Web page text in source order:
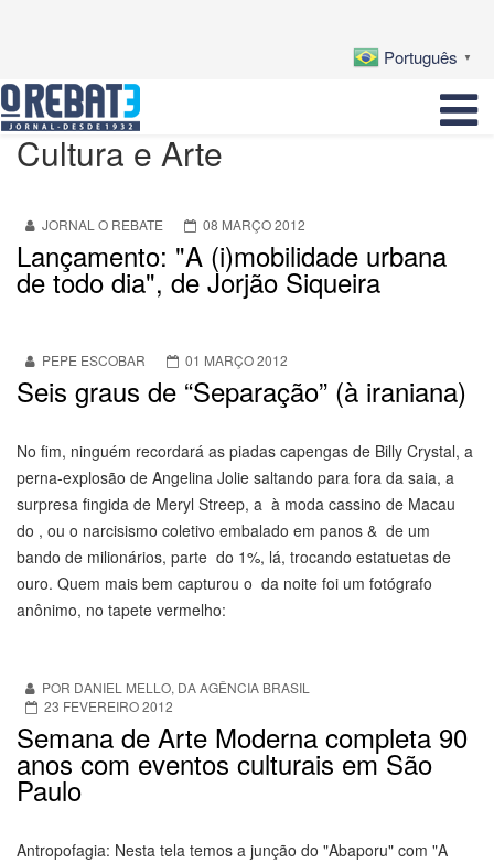
Português ▼
Cultura e Arte
JORNAL O REBATE 08 MARÇO 2012
Lançamento: "A (i)mobilidade urbana
de todo dia", de Jorjão Siqueira
PEPE ESCOBAR 01 MARÇO 2012
Seis graus de “Separação” (à iraniana)
No fim, ninguém recordará as piadas capengas de Billy Crystal, a
perna-explosão de Angelina Jolie saltando para fora da saia, a
surpresa fingida de Meryl Streep, a à moda cassino de Macau
do , ou o narcisismo coletivo embalado em panos & de um
bando de milionários, parte do 1%, lá, trocando estatuetas de
ouro. Quem mais bem capturou o da noite foi um fotógrafo
anônimo, no tapete vermelho:
POR DANIEL MELLO, DA AGÊNCIA BRASIL
23 FEVEREIRO 2012
Semana de Arte Moderna completa 90
anos com eventos culturais em São
Paulo
Antropofagia: Nesta tela temos a junção do "Abaporu" com "A